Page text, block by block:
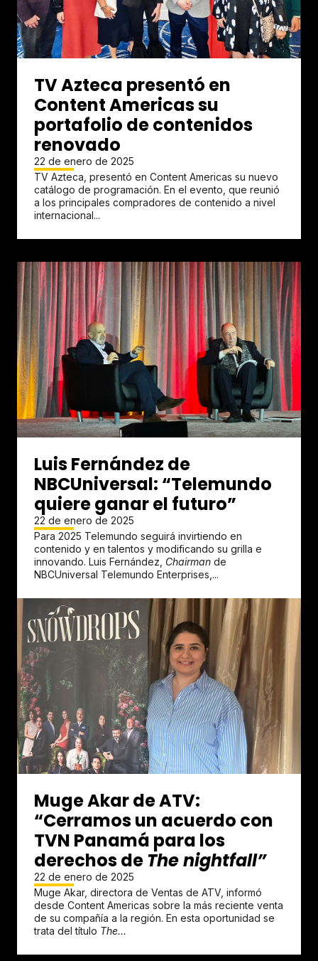
TV Azteca presentó en
Content Americas su
portafolio de contenidos
renovado
22 de enero de 2025
TV Azteca, presentó en Content Americas su nuevo
catálogo de programación. En el evento, que reunió
a los principales compradores de contenido a nivel
internacional...
Luis Fernández de
NBCUniversal: “Telemundo
quiere ganar el futuro”
22 de enero de 2025
Para 2025 Telemundo seguirá invirtiendo en
contenido y en talentos y modificando su grilla e
innovando. Luis Fernández, Chairman de
NBCUniversal Telemundo Enterprises,...
Muge Akar de ATV:
“Cerramos un acuerdo con
TVN Panamá para los
derechos deThe nightfall”
22 de enero de 2025
Muge Akar, directora de Ventas de ATV, informó
desde Content Americas sobre la más reciente venta
de su compañía a la región. En esta oportunidad se
trata del título The...